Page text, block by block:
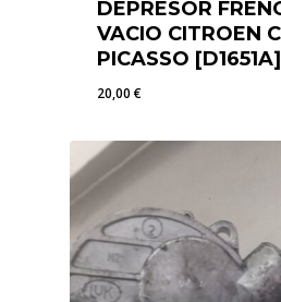
DEPRESOR
VACIO CITROEN
PICASSO [D1651A]
20,00€